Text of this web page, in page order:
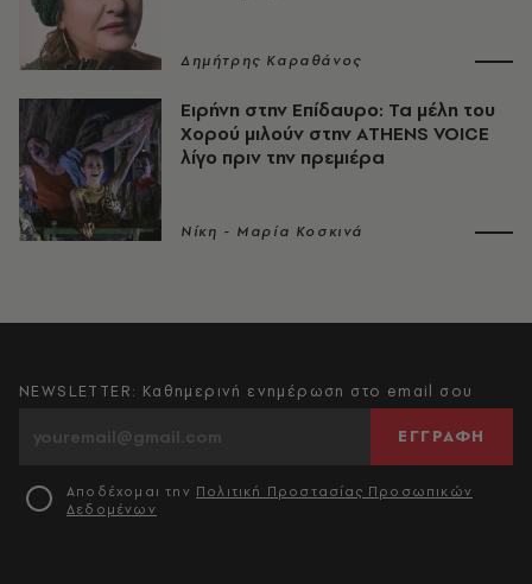
Δημήτρης Καραθάνος
Ειρήνη στην Επίδαυρο: Τα μέλη του
Χορού μιλούν στην AΤHENS VOICE
λίγο πριν την πρεμιέρα
Νίκη - Μαρία Κοσκινά
NEWSLETTER: Καθημερινή ενημέρωση στο email σου
ΕΓΓΡΑΦΗ
Αποδέχομαι την Πολιτική Προστασίας Προσωπικών
Δεδομένων